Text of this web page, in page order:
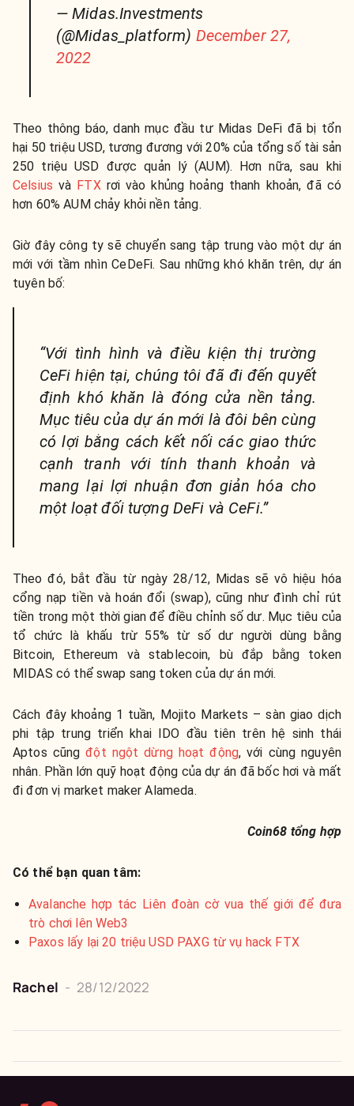
— Midas.Investments
(@Midas_platform) December 27,
2022
Theo thông báo, danh mục đầu tư Midas DeFi đã bị tổn
hại 50 triệu USD, tương đương với 20% của tổng số tài sản
250 triệu USD được quản lý (AUM). Hơn nữa, sau khi
Celsius và FTXrơi vào khủng hoảng thanh khoản, đã có
hơn 60% AUM chảy khỏi nền tảng.
Giờ đây công ty sẽ chuyển sang tập trung vào một dự án
mới với tầm nhìn CeDeFi. Sau những khó khăn trên, dự án
tuyên bố:
“Với tình hình và điều kiện thị trường
CeFi hiện tại, chúng tôi đã đi đến quyết
định khó khăn là đóng cửa nền tảng.
Mục tiêu của dự án mới là đôi bên cùng
có lợi bằng cách kết nối các giao thức
cạnh tranh với tính thanh khoản và
mang lại lợi nhuận đơn giản hóa cho
một loạt đối tượng DeFi và CeFi.”
Theo đó, bắt đầu từ ngày 28/12, Midas sẽ vô hiệu hóa
cổng nạp tiền và hoán đổi (swap), cũng như đình chỉ rút
tiền trong một thời gian để điều chỉnh số dư. Mục tiêu của
tổ chức là khấu trừ 55% từ số dư người dùng bằng
Bitcoin, Ethereum và stablecoin, bù đắp bằng token
MIDAS có thể swap sang token của dự án mới.
Cách đây khoảng 1 tuần, Mojito Markets – sàn giao dịch
phi tập trung triển khai IDO đầu tiên trên hệ sinh thái
Aptos cũngđột ngột dừng hoạt động, với cùng nguyên
nhân. Phần lớn quỹ hoạt động của dự án đã bốc hơi và mất
đi đơn vị market maker Alameda.
Coin68 tổng hợp
Có thể bạn quan tâm:
Avalanche hợp tác Liên đoàn cờ vua thế giới để đưa
trò chơi lên Web3
Paxos lấy lại 20 triệu USD PAXG từ vụ hack FTX
Rachel - 28/12/2022